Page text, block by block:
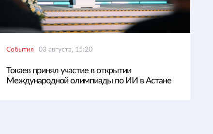
События 03 августа, 15:20
Токаев принял участие в открытии
Международной олимпиады по ИИ в Астане